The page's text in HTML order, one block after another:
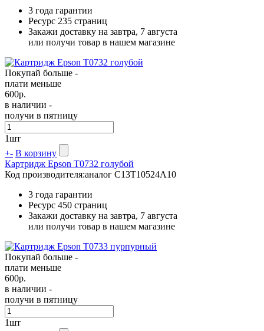
3 года гарантии
Ресурс 235 страниц
Закажи доставку на завтра, 7 августа
или получи товар в нашем магазине
Покупай больше -
плати меньше
600р.
в наличии -
получи в пятницу
1шт
+- В корзину
Картридж Epson T0732 голубой
Код производителя:аналог C13T10524A10
3 года гарантии
Ресурс 450 страниц
Закажи доставку на завтра, 7 августа
или получи товар в нашем магазине
Покупай больше -
плати меньше
600р.
в наличии -
получи в пятницу
1шт